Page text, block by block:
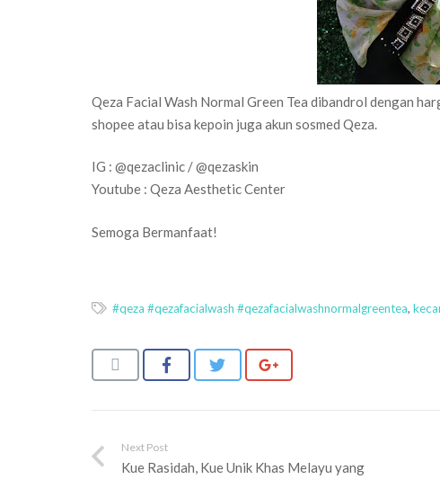
Qeza Facial Wash Normal Green Tea dibandrol dengan
shopee atau bisa kepoin juga akun sosmed Qeza.
IG : @qezaclinic / @qezaskin
Youtube : Qeza Aesthetic Center
Semoga Bermanfaat!
#qeza #qezafacialwash #qezafacialwashnormalgreentea,
Next Post
Kue Rasidah, Kue Unik Khas Melayu yang